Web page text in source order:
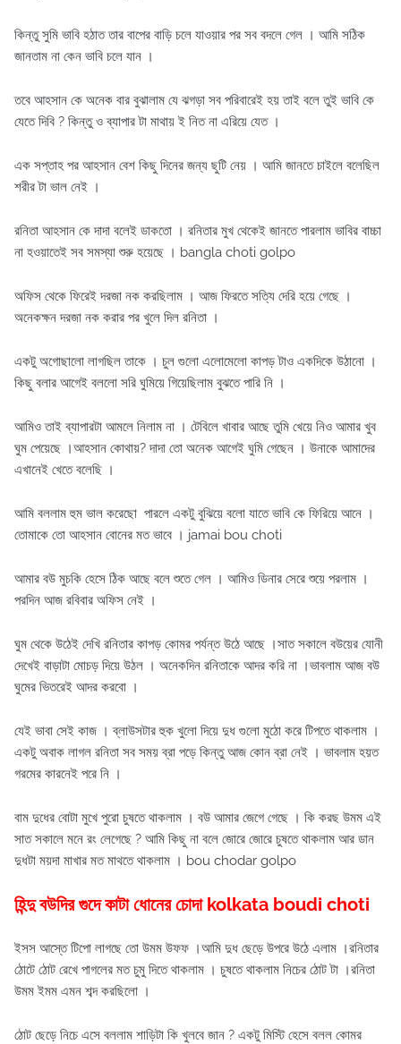
কিন্তু সুমি ভাবি হঠাত তার বাপের বাড়ি চলে যাওয়ার পর সব বদলে গেল । আমি সঠিক
জানতাম না কেন ভাবি চলে যান ।
তবে আহসান কে অনেক বার বুঝালাম যে ঝগড়া সব পরিবারেই হয় তাই বলে তুই ভাবি কে
যেতে দিবি ? কিন্তু ও ব্যাপার টা মাথায় ই নিত না এরিয়ে যেত ।
এক সপ্তাহ পর আহসান বেশ কিছু দিনের জন্য ছুটি নেয় । আমি জানতে চাইলে বলেছিল
শরীর টা ভাল নেই ।
রনিতা আহসান কে দাদা বলেই ডাকতো । রনিতার মুখ থেকেই জানতে পারলাম ভাবির বাচ্চা
না হওয়াতেই সব সমস্যা শুরু হয়েছে । bangla choti golpo
অফিস থেকে ফিরেই দরজা নক করছিলাম । আজ ফিরতে সত্যি দেরি হয়ে গেছে ।
অনেকক্ষন দরজা নক করার পর খুলে দিল রনিতা ।
একটু অগোছালো লাগছিল তাকে । চুল গুলো এলোমেলো কাপড় টাও একদিকে উঠানো ।
কিছু বলার আগেই বললো সরি ঘুমিয়ে গিয়েছিলাম বুঝতে পারি নি ।
আমিও তাই ব্যাপারটা আমলে নিলাম না । টেবিলে খাবার আছে তুমি খেয়ে নিও আমার খুব
ঘুম পেয়েছে ।আহসান কোথায়? দাদা তো অনেক আগেই ঘুমি গেছেন । উনাকে আমাদের
এখানেই খেতে বলেছি ।
আমি বললাম হুম ভাল করেছো পারলে একটু বুঝিয়ে বলো যাতে ভাবি কে ফিরিয়ে আনে ।
তোমাকে তো আহসান বোনের মত ভাবে । jamai bou choti
আমার বউ মুচকি হেসে ঠিক আছে বলে শুতে গেল । আমিও ডিনার সেরে শুয়ে পরলাম ।
পরদিন আজ রবিবার অফিস নেই ।
ঘুম থেকে উঠেই দেখি রনিতার কাপড় কোমর পর্যন্ত উঠে আছে ।সাত সকালে বউয়ের যোনী
দেখেই বাড়াটা মোচড় দিয়ে উঠল । অনেকদিন রনিতাকে আদর করি না ।ভাবলাম আজ বউ
ঘুমের ভিতরেই আদর করবো ।
যেই ভাবা সেই কাজ । ব্লাউসটার হুক খুলো দিয়ে দুধ গুলো মুঠো করে টিপতে থাকলাম ।
একটু অবাক লাগল রনিতা সব সময় ব্রা পড়ে কিন্তু আজ কোন ব্রা নেই । ভাবলাম হয়ত
গরমের কারনেই পরে নি ।
বাম দুধের বোটা মুখে পুরো চুষতে থাকলাম । বউ আমার জেগে গেছে । কি করছ উমম এই
সাত সকালে মনে রং লেগেছে ? আমি কিছু না বলে জোরে জোরে চুষতে থাকলাম আর ডান
দুধটা ময়দা মাখার মত মাথতে থাকলাম । bou chodar golpo
হিন্দু বউদির গুদে কাটা ধোনের চোদা kolkata boudi choti
ইসস আস্তে টিপো লাগছে তো উমম উফফ ।আমি দুধ ছেড়ে উপরে উঠে এলাম ।রনিতার
ঠোটে ঠোট রেখে পাগলের মত চুমু দিতে থাকলাম । চুষতে থাকলাম নিচের ঠোট টা ।রনিতা
উমম ইমম এমন শব্দ করছিলো ।
ঠোট ছেড়ে নিচে এসে বললাম শাড়িটা কি খুলবে জান ? একটু মিস্টি হেসে বলল কোমর